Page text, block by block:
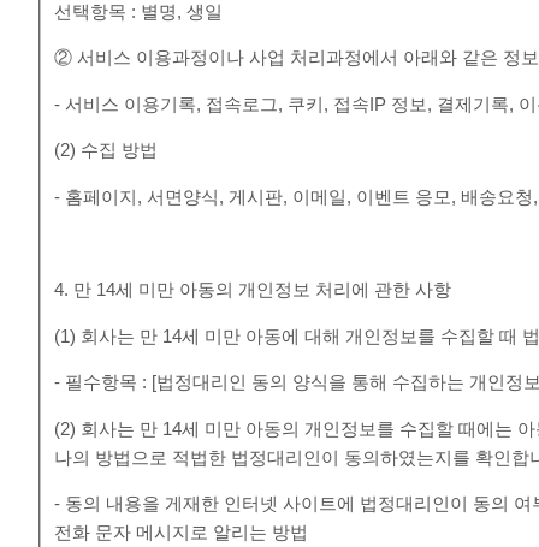
선택항목 : 별명, 생일
② 서비스 이용과정이나 사업 처리과정에서 아래와 같은 정
- 서비스 이용기록, 접속로그, 쿠키, 접속IP 정보, 결제기록,
(2) 수집 방법
- 홈페이지, 서면양식, 게시판, 이메일, 이벤트 응모, 배송요
4. 만 14세 미만 아동의 개인정보 처리에 관한 사항
(1) 회사는 만 14세 미만 아동에 대해 개인정보를 수집할 때
- 필수항목 : [법정대리인 동의 양식을 통해 수집하는 개인정
(2) 회사는 만 14세 미만 아동의 개인정보를 수집할 때에는
나의 방법으로 적법한 법정대리인이 동의하였는지를 확인합
- 동의 내용을 게재한 인터넷 사이트에 법정대리인이 동의
전화 문자 메시지로 알리는 방법